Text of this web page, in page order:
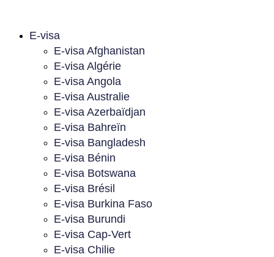
E-visa
E-visa Afghanistan
E-visa Algérie
E-visa Angola
E-visa Australie
E-visa Azerbaïdjan
E-visa Bahreïn
E-visa Bangladesh
E-visa Bénin
E-visa Botswana
E-visa Brésil
E-visa Burkina Faso
E-visa Burundi
E-visa Cap-Vert
E-visa Chilie